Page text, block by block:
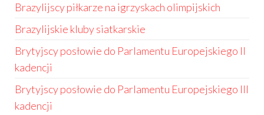
Brazylijscy piłkarze na igrzyskach olimpijskich
Brazylijskie kluby siatkarskie
Brytyjscy posłowie do Parlamentu Europejskiego II
kadencji
Brytyjscy posłowie do Parlamentu Europejskiego III
kadencji